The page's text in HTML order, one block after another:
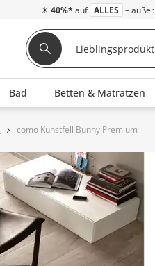
☀ 40%* auf ALLES –
Bad Betten & Matratzen
como Kunstfell Bunny Premium